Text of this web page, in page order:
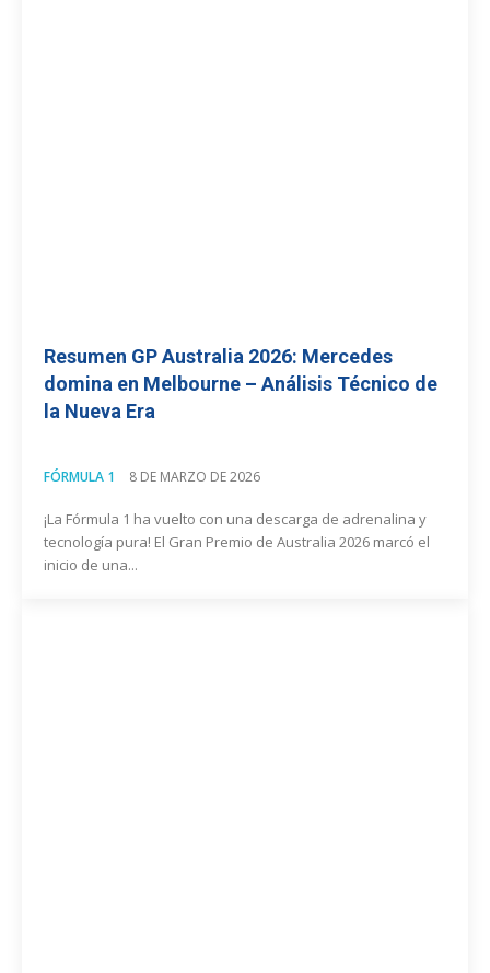
Resumen GP Australia 2026: Mercedes
domina en Melbourne – Análisis Técnico de
la Nueva Era
FÓRMULA 1 8 DE MARZO DE 2026
¡La Fórmula 1 ha vuelto con una descarga de adrenalina y
tecnología pura! El Gran Premio de Australia 2026 marcó el
inicio de una...